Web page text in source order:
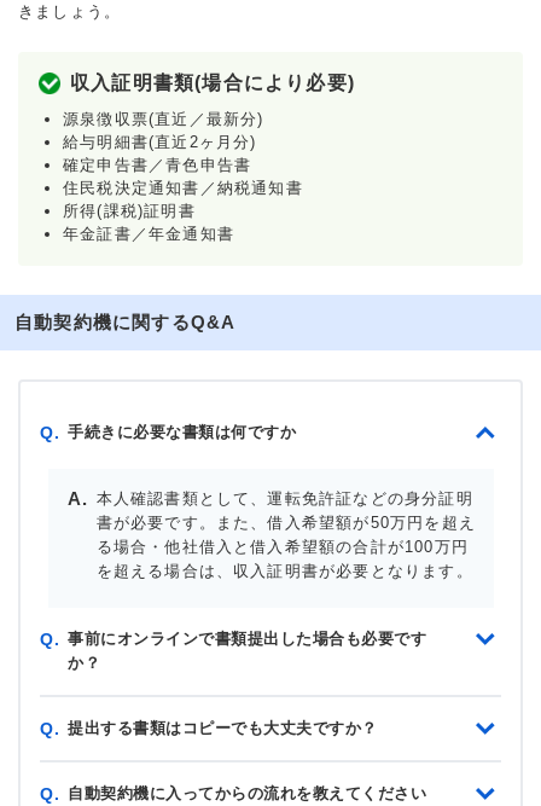
きましょう。
収入証明書類(場合により必要)
源泉徴収票(直近／最新分)
給与明細書(直近2ヶ月分)
確定申告書／青色申告書
住民税決定通知書／納税通知書
所得(課税)証明書
年金証書／年金通知書
自動契約機に関するQ&A
Q. 手続きに必要な書類は何ですか
本人確認書類として、運転免許証などの身分証明
書が必要です。また、借入希望額が50万円を超え
る場合・他社借入と借入希望額の合計が100万円
を超える場合は、収入証明書が必要となります。
Q. 事前にオンラインで書類提出した場合も必要です
か？
Q. 提出する書類はコピーでも大丈夫ですか？
Q. 自動契約機に入ってからの流れを教えてください